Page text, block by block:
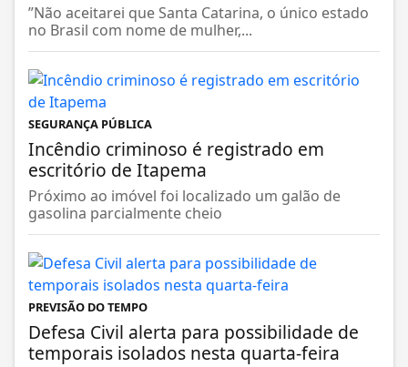
”Não aceitarei que Santa Catarina, o único estado
no Brasil com nome de mulher,...
SEGURANÇA PÚBLICA
Incêndio criminoso é registrado em
escritório de Itapema
Próximo ao imóvel foi localizado um galão de
gasolina parcialmente cheio
PREVISÃO DO TEMPO
Defesa Civil alerta para possibilidade de
temporais isolados nesta quarta-feira